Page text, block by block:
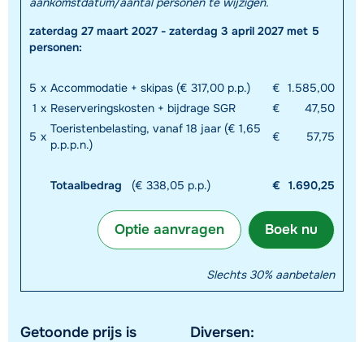
zaterdag 27 maart 2027 - zaterdag 3 april 2027 met 5
personen:
5 x Accommodatie + skipas (€ 317,00 p.p.) € 1.585,00
1 x Reserveringskosten + bijdrage SGR €
47,50
5 x
Toeristenbelasting, vanaf 18 jaar (€ 1,65
p.p.p.n.)
€ 57,75
Totaalbedrag (€ 338,05 p.p.) € 1.690,25
Boek nu
Optie aanvragen
Slechts 30% aanbetalen
Getoonde prijs is
Diversen: